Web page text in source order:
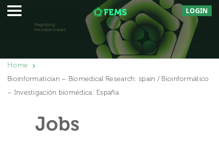
LOGIN
Home
Bioinformatician – Biomedical Research: spain / Bioinformático
– Investigación biomédica: España
Jobs